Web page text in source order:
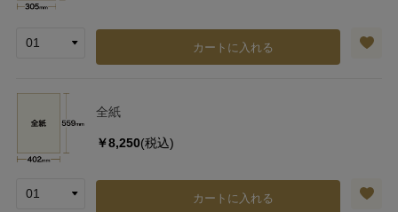
カートに入れる
全紙
￥8,250(税込)
カートに入れる